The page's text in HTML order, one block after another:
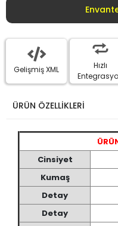
Gelişmiş XML
Hızlı
ÜRÜN ÖZELLİKLERİ
Cinsiyet
Kumaş
Detay
Detay